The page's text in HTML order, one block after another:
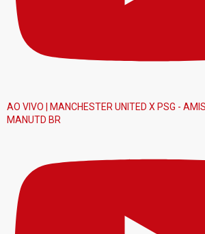
AO VIVO | MANCHESTER UNITED X PSG -
MANUTD BR